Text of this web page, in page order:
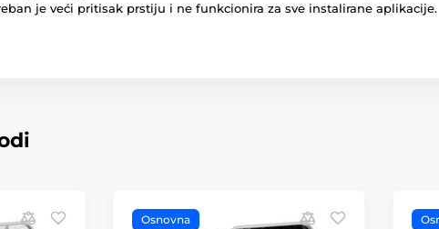
je veći pritisak prstiju i ne funkcionira za sve instalirane aplikacije.
Osnovna